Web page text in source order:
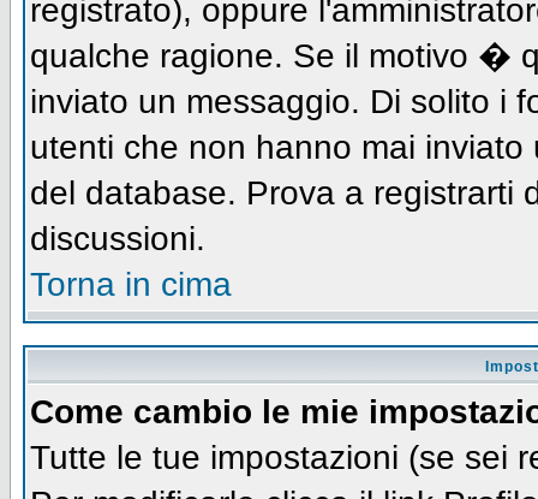
registrato), oppure
qualche ragione. Se il motivo �
inviato un messaggio. Di solito i
utenti che non hanno mai
del database. Prova a registrarti
discussioni.
Torna in cima
Come cambio le mie
Tutte le tue impostazioni (se sei